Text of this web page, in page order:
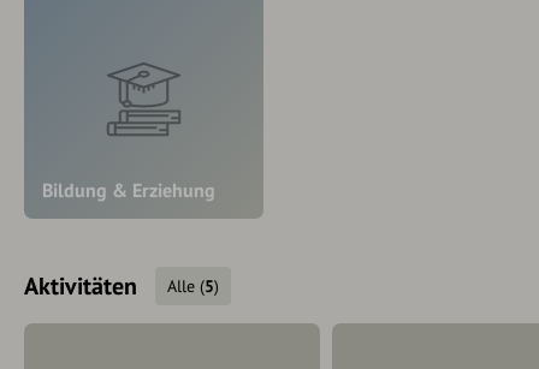
Bildung & Erziehung
Aktivitäten Alle (5)